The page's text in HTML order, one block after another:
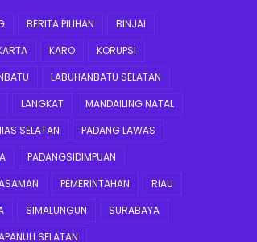
BERITA PILIHAN
BINJAI
KARO
KORUPSI
LABUHANBATU SELATAN
LANGKAT
MANDAILING NATAL
SELATAN
PADANG LAWAS
PADANGSIDIMPUAN
PEMERINTAHAN
RIAU
SIMALUNGUN
SURABAYA
SELATAN